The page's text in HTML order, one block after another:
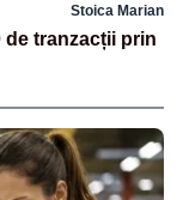
Stoica Marian
de tranzacții prin